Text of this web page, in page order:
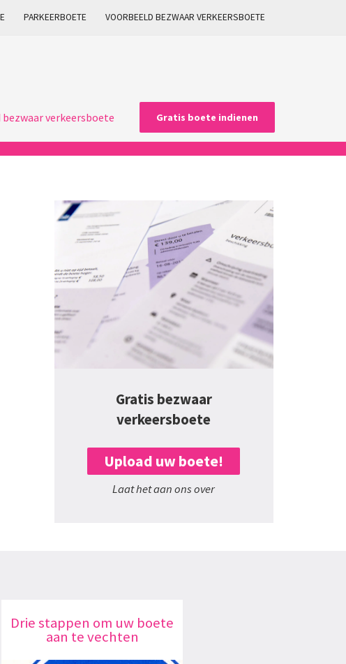
PARKEERBOETE VOORBEELD BEZWAAR VERKEERSBOETE
verkeersboete Gratis boete indienen
Gratis bezwaar
verkeersboete
Upload uw boete!
Laat het aan ons over
Drie stappen om uw boete
aan te vechten